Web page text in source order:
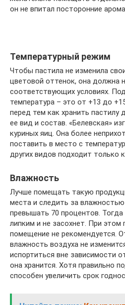
он не впитал посторонние
Температурный режим
Чтобы пастила не изменила
цветовой оттенок, она должна
соответствующих условиях.
температура – это от +13 до
перед тем как хранить
ее вид и состав. «Белевская»
куриных яиц. Она более
поставить в место с
других видов подходит только
Влажность
Лучше помещать такую
места и следить за
превышать 70 процентов. Тогда
липким и не засохнет. При этом
помещение не рекомендуется.
влажность воздуха не
испортиться вне зависимости
она хранится. Хотя правильно
способен увеличить срок